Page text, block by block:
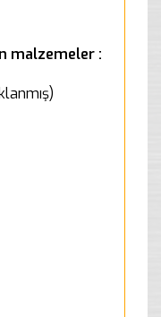
malzemeler :